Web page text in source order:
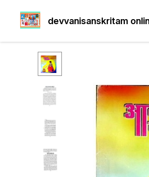
devvanisanskritam